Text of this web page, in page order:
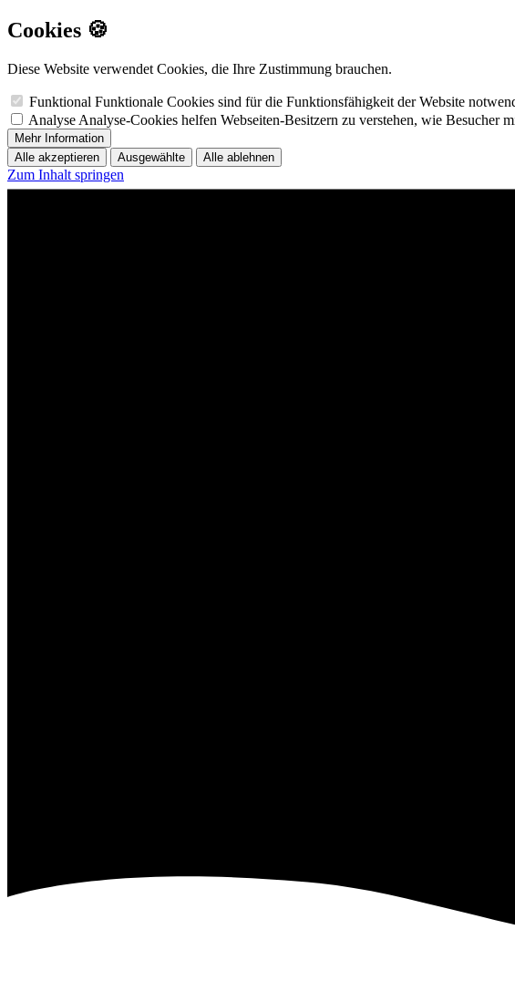
Cookies 🍪
Diese Website verwendet Cookies, die Ihre Zustimmung brauchen.
Funktional Funktionale Cookies sind für die Funktionsfähigkeit der Website
Analyse Analyse-Cookies helfen Webseiten-Besitzern zu verstehen, wie Besucher
Mehr Information
Alle akzeptieren
Ausgewählte Alle ablehnen
Zum Inhalt springen